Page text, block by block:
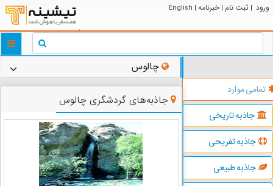
ورود | ثبت نام | خبرنامه |
English
تمامی موارد
جاذبه تاریخی
جاذبه تفریحی
جاذبه طبیعی
چالوس
جاذبه‌های گردشگری چالوس